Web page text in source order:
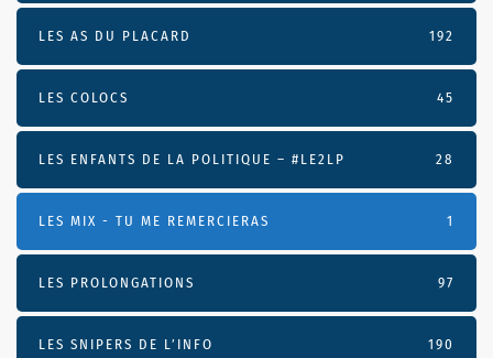
LES AS DU PLACARD 192
LES COLOCS 45
LES ENFANTS DE LA POLITIQUE – #LE2LP 28
LES MIX - TU ME REMERCIERAS 1
LES PROLONGATIONS 97
LES SNIPERS DE L’INFO 190